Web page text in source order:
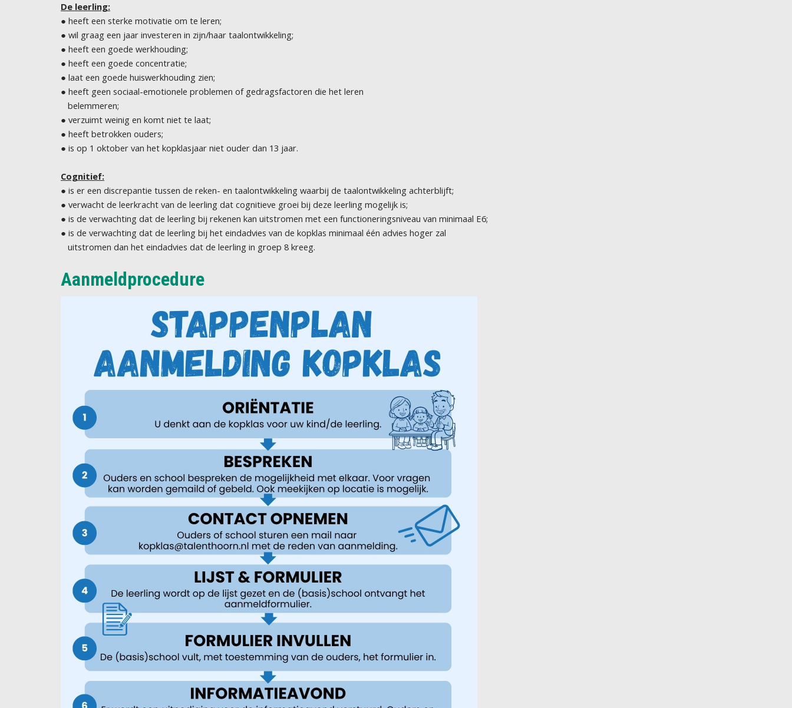
De leerling:
● heeft een sterke motivatie om te leren;
● wil graag een jaar investeren in zijn/haar taalontwikkeling;
● heeft een goede werkhouding;
● heeft een goede concentratie;
● laat een goede huiswerkhouding zien;
● heeft geen sociaal-emotionele problemen of gedragsfactoren die het leren
belemmeren;
● verzuimt weinig en komt niet te laat;
● heeft betrokken ouders;
● is op 1 oktober van het kopklasjaar niet ouder dan 13 jaar.
Cognitief:
● is er een discrepantie tussen de reken- en taalontwikkeling waarbij de taalontwikkeling achterblijft;
● verwacht de leerkracht van de leerling dat cognitieve groei bij deze leerling mogelijk is;
● is de verwachting dat de leerling bij rekenen kan uitstromen met een functioneringsniveau van minimaal E6;
● is de verwachting dat de leerling bij het eindadvies van de kopklas minimaal één advies hoger zal
uitstromen dan het eindadvies dat de leerling in groep 8 kreeg.
Aanmeldprocedure